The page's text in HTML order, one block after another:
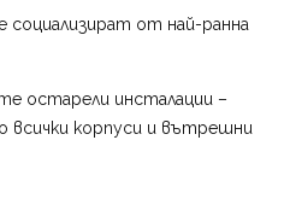
от най-ранна
остарели инсталации –
всички корпуси и вътрешни